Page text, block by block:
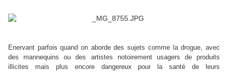
Enervant parfois quand on aborde des sujets comme la drogue, avec
des mannequins ou des artistes notoirement usagers de produits
illicites mais plus encore dangereux pour la santé de leurs